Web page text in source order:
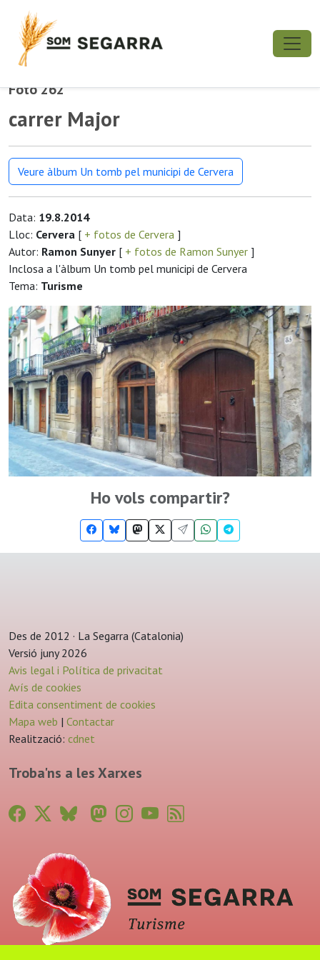
Foto 262
carrer Major
Veure àlbum Un tomb pel municipi de Cervera
Data: 19.8.2014
Lloc: Cervera [ + fotos de Cervera ]
Autor: Ramon Sunyer [ + fotos de Ramon Sunyer ]
Inclosa a l'àlbum Un tomb pel municipi de Cervera
Tema: Turisme
Ho vols compartir?
Des de 2012 · La Segarra (Catalonia)
Versió juny 2026
Avis legal i Política de privacitat
Avís de cookies
Edita consentiment de cookies
Mapa web | Contactar
Realització: cdnet
Troba'ns a les Xarxes